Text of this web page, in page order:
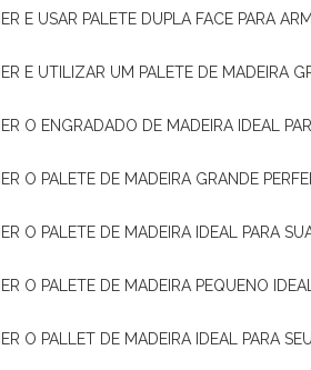
E USAR PALETE DUPLA FACE PARA
E UTILIZAR UM PALETE DE MADEIRA
O ENGRADADO DE MADEIRA IDEAL
O PALETE DE MADEIRA GRANDE
O PALETE DE MADEIRA IDEAL PARA
O PALETE DE MADEIRA PEQUENO
O PALLET DE MADEIRA IDEAL PARA